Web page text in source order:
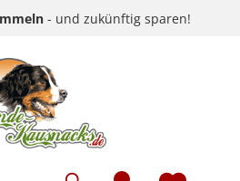
- und zukünftig sparen!